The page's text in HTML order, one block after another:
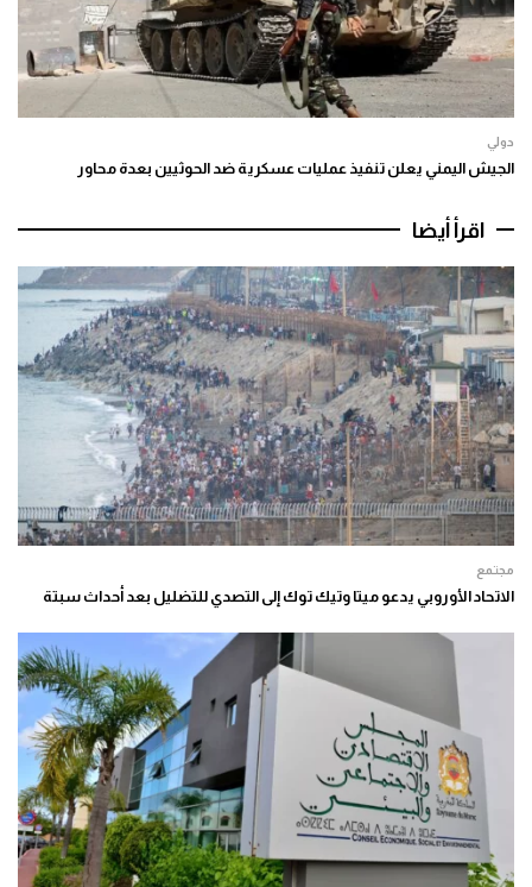
دولي
الجيش اليمني يعلن تنفيذ عمليات عسكرية ضد الحوثيين بعدة محاور
اقرأ أيضا
مجتمع
الاتحاد الأوروبي يدعو ميتا وتيك توك إلى التصدي للتضليل بعد أحداث سبتة